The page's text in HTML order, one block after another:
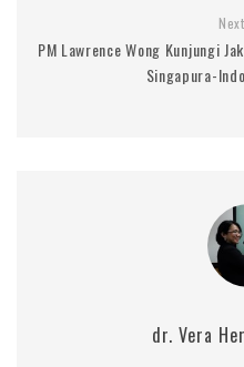
Next
PM Lawrence Wong Kunjungi
Singapura-
dr. Vera